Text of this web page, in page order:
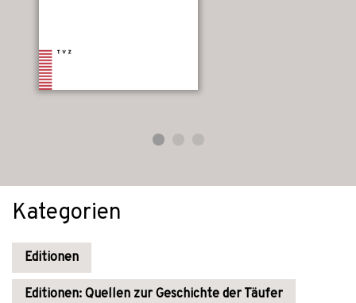
Kategorien
Editionen
Editionen: Quellen zur Geschichte der Täufer